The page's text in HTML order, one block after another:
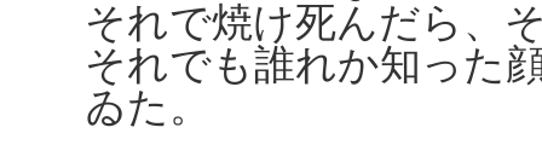
それで焼け死んだら、
それでも誰れか知った
ゐた。